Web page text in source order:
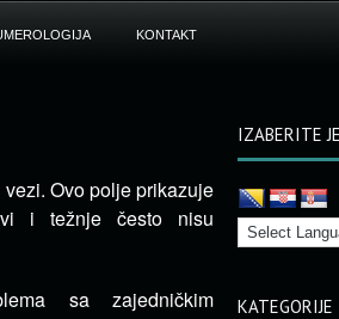
KONTAKT
Ovo polje prikazuje
i težnje često nisu
sa zajedničkim
IZABERITE
KATEGORIJE